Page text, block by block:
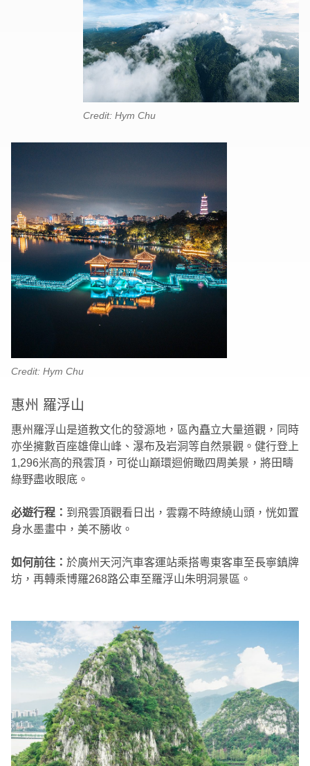
Credit: Hym Chu
Credit: Hym Chu
惠州 羅浮山
惠州羅浮山是道教文化的發源地，區內矗立大量道觀，同時
亦坐擁數百座雄偉山峰、瀑布及岩洞等自然景觀。健行登上
1,296米高的飛雲頂，可從山巔環迴俯瞰四周美景，將田疇
綠野盡收眼底。
必遊行程： 到飛雲頂觀看日出，雲霧不時繚繞山頭，恍如置
身水墨畫中，美不勝收。
如何前往： 於廣州天河汽車客運站乘搭粵東客車至長寧鎮牌
坊，再轉乘博羅268路公車至羅浮山朱明洞景區。